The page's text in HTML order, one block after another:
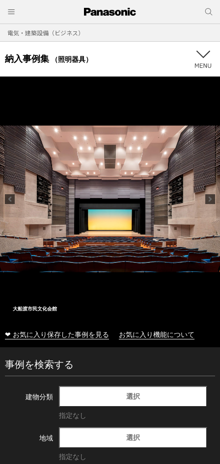
電気・建築設備（ビジネス）
納入事例集 （照明器具）
大船渡市民文化会館
❤ お気に入り保存した事例を見る お気に入り機能について
事例を検索する
建物分類 選択
指定なし
地域 選択
指定なし